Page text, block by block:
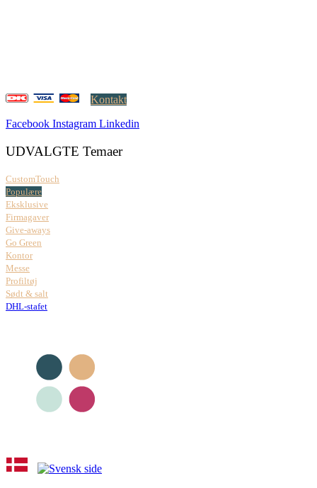
Kontakt
Facebook Instagram Linkedin
UDVALGTE Temaer
CustomTouch
Populære
Eksklusive
Firmagaver
Give-aways
Go Green
Kontor
Messe
Profiltøj
Sødt & salt
DHL-stafet